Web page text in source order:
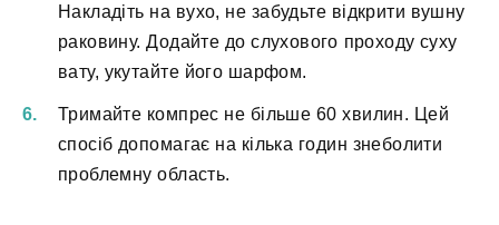
Накладіть на вухо, не забудьте відкрити вушну
раковину. Додайте до слухового проходу суху
вату, укутайте його шарфом.
Тримайте компрес не більше 60 хвилин. Цей
спосіб допомагає на кілька годин знеболити
проблемну область.